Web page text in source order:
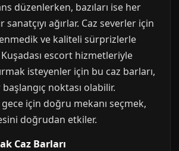
düzenlerken, bazıları ise her
ağırlar. Caz severler için
ve kaliteli sürprizlerle
escort hizmetleriyle
isteyenler için bu caz barları,
noktası olabilir.
için doğru mekanı seçmek,
doğrudan etkiler.
Caz Barları